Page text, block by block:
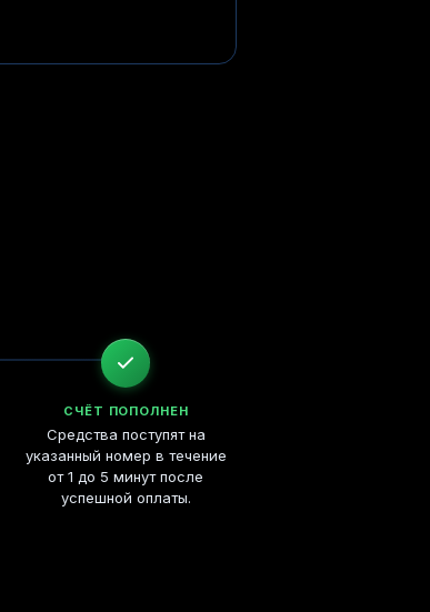
СЧЁТ ПОПОЛНЕН
Средства поступят на
указанный номер в течение
от 1 до 5 минут после
успешной оплаты.